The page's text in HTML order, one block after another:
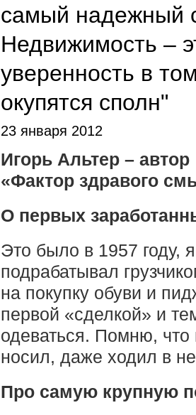
самый надежный
Недвижимость –
уверенность в
окупятся сполн"
23 января 2012
Игорь Альтер –
«Фактор здравого
О первых
Это было в 1957 году,
подрабатывал
на покупку обуви и
первой «сделкой» и
одеваться. Помню,
носил, даже ходил в
Про самую крупную